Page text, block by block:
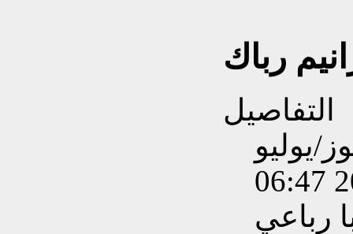
رباك
التفاصيل
الأحد, 05 تموز/يوليو
رباعي